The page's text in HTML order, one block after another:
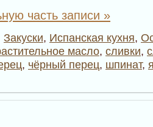
часть записи »
Закуски, Испанская кухня,
масло, сливки,
, чёрный перец, шпинат,